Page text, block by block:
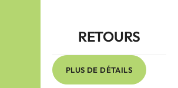
RETOURS
PLUS DE DÉTAILS